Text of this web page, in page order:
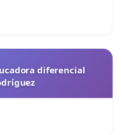
diferencial